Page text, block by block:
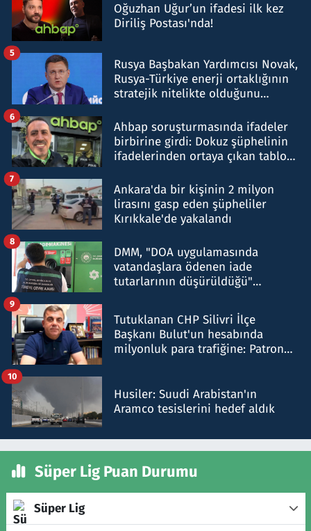
Oğuzhan Uğur’un ifadesi ilk kez
Diriliş Postası'nda!
Rusya Başbakan Yardımcısı Novak,
Rusya-Türkiye enerji ortaklığının
stratejik nitelikte olduğunu
5
Ahbap soruşturmasında ifadeler
birbirine girdi: Dokuz şüphelinin
ifadelerinden ortaya çıkan tablo
6
Ankara'da bir kişinin 2 milyon
lirasını gasp eden şüpheliler
Kırıkkale'de yakalandı
7
DMM, "DOA uygulamasında
vatandaşlara ödenen iade
tutarlarının düşürüldüğü"
8
Tutuklanan CHP Silivri İlçe
Başkanı Bulut'un hesabında
milyonluk para trafiğine: Patron
9
Husiler: Suudi Arabistan'ın
Aramco tesislerini hedef aldık
10
Süper Lig Puan Durumu
Süper Lig